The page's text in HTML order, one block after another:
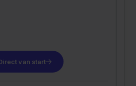
van start